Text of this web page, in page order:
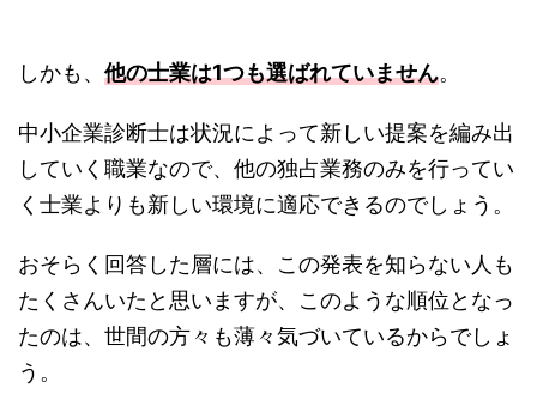
しかも、 他の士業は1つも選ばれていません。
中小企業診断士は状況によって新しい提案を編み出
していく職業なので、他の独占業務のみを行ってい
く士業よりも新しい環境に適応できるのでしょう。
おそらく回答した層には、この発表を知らない人も
たくさんいたと思いますが、このような順位となっ
たのは、世間の方々も薄々気づいているからでしょ
う。